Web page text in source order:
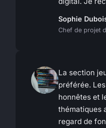
Sophie
Chef de projet
La section
préférée.
honnêtes et
thématiques
regard de